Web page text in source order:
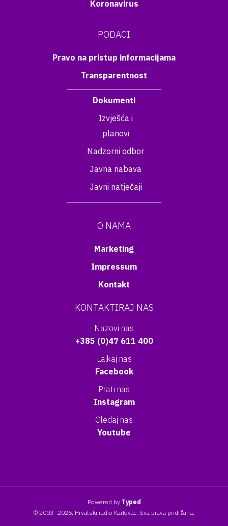
Koronavirus
PODACI
Pravo na pristup informacijama
Transparentnost
Dokumenti
Izvješća i
planovi
Nadzorni odbor
Javna nabava
Javni natječaji
O NAMA
Marketing
Impressum
Kontakt
KONTAKTIRAJ NAS
Nazovi nas
+385 (0)47 611 400
Lajkaj nas
Facebook
Prati nas
Instagram
Gledaj nas
Youtube
Powered by Typed
© 2003- 2026. Hrvatski radio Karlovac. Sva prava pridržana.